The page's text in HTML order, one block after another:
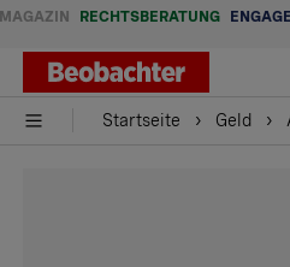
MAGAZIN RECHTSBERATUNG
Startseite Geld